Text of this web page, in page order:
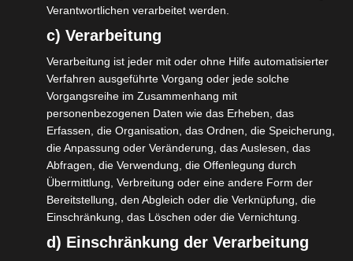
Nehmt Kontakt zu Eurer
Stadt/Gemeinde/Kommune auf und
beantragt eine Herabsetzung der
GWSTVZ aufgrund des zuvor
erhaltenen neuen Messbetrages.
Nehmt Kontakt zu Eurer
Krankenversicherung auf und
gesetzlich versichert: beantragt
eine Herabsetzung der Beiträge zu
sofort
privat versichert: nehmt
Verantwortlichen verarbeitet werden.
c) Verarbeitung
Verarbeitung ist jeder mit oder ohne Hilfe automatisierter
Verfahren ausgeführte Vorgang oder jede solche
Vorgangsreihe im Zusammenhang mit
personenbezogenen Daten wie das Erheben, das
Erfassen, die Organisation, das Ordnen, die Speicherung,
die Anpassung oder Veränderung, das Auslesen, das
Abfragen, die Verwendung, die Offenlegung durch
Übermittlung, Verbreitung oder eine andere Form der
Bereitstellung, den Abgleich oder die Verknüpfung, die
Einschränkung, das Löschen oder die Vernichtung.
d) Einschränkung der Verarbeitung